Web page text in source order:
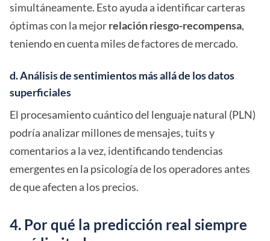
simultáneamente. Esto ayuda a identificar carteras
óptimas con la mejorrelación riesgo-recompensa,
teniendo en cuenta miles de factores de mercado.
d. Análisis de sentimientos más allá de los datos
superficiales
El procesamiento cuántico del lenguaje natural (PLN)
podría analizar millones de mensajes, tuits y
comentarios a la vez, identificando tendencias
emergentes en la psicología de los operadores antes
de que afecten a los precios.
4. Por qué la predicción real siempre